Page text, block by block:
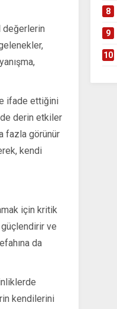
8
9
10
değerlerin
ifade ettiğini
derin etkiler
fazla görünür
kendi
için kritik
ve
da
kendilerini